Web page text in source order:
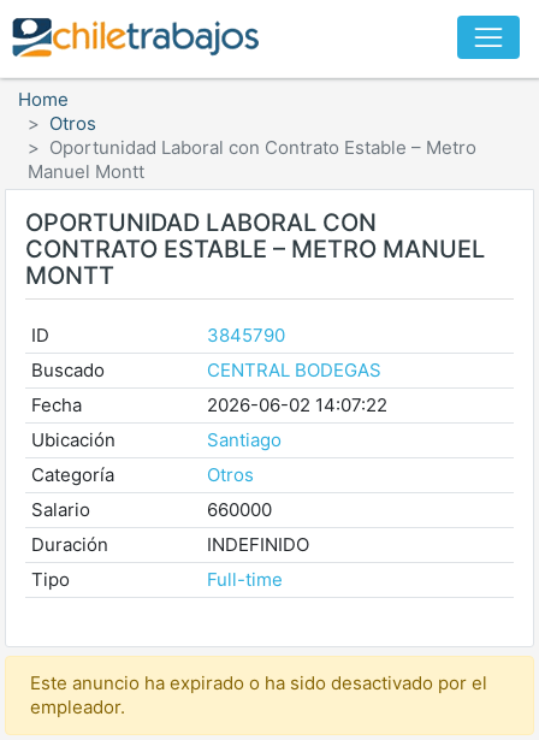
Home
Otros
Oportunidad Laboral con Contrato Estable – Metro
Manuel Montt
OPORTUNIDAD LABORAL CON
CONTRATO ESTABLE – METRO MANUEL
MONTT
ID
3845790
Buscado
CENTRAL BODEGAS
Fecha
2026-06-02 14:07:22
Ubicación
Santiago
Categoría
Otros
Salario
660000
Duración
INDEFINIDO
Tipo
Full-time
Este anuncio ha expirado o ha sido desactivado por el
empleador.